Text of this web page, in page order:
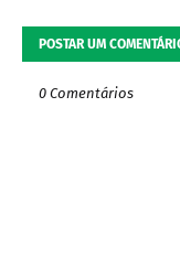
POSTAR UM
0 Comentários